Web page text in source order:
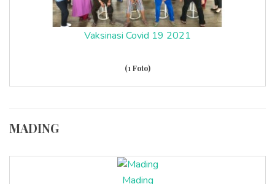
Vaksinasi Covid 19 2021
(1 Foto)
MADING
Mading